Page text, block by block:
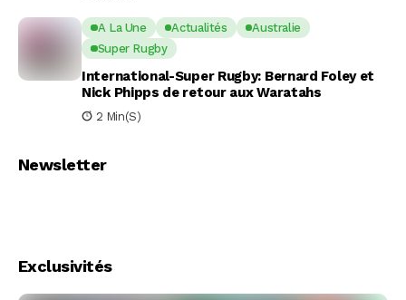
A La Une Actualités
Australie
Super Rugby
International-Super Rugby: Bernard Foley et
Nick Phipps de retour aux Waratahs
2 Min(s)
Newsletter
Exclusivités